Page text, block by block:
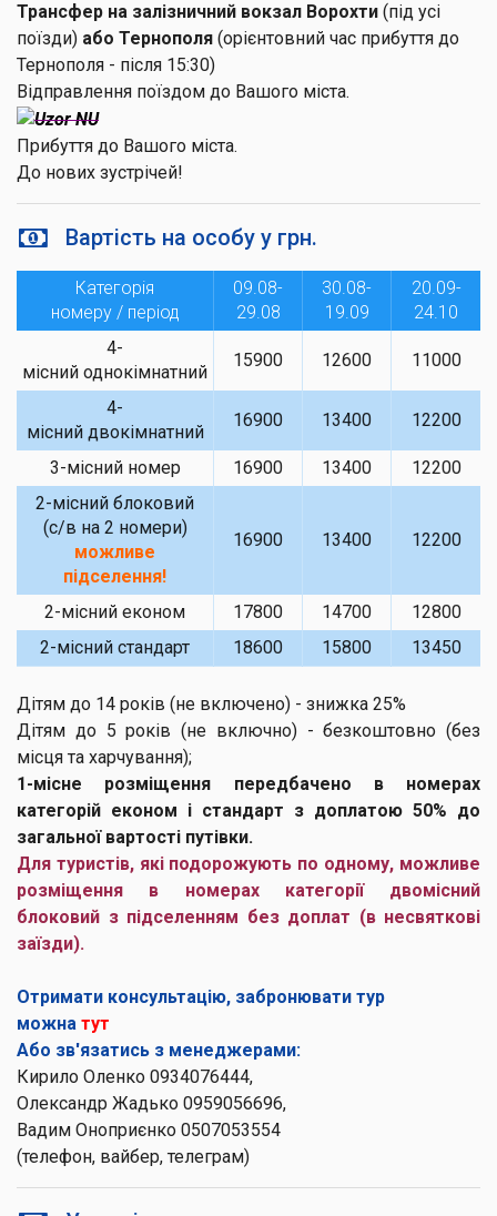
Трансфер на залізничний вокзал Ворохти (під усі
поїзди) або Тернополя (орієнтовний час прибуття до
Тернополя - після 15:30)
Відправлення поїздом до Вашого міста.
Прибуття до Вашого міста.
До нових зустрічей!
Вартість на особу у грн.
Категорія
номеру / період
09.08-
29.08
30.08-
19.09
20.09-
24.10
4-
місний однокімнатний
15900 12600 11000
4-
місний двокімнатний
16900 13400 12200
3-місний номер 16900 13400
12200
2-місний блоковий
(с/в на 2 номери)
можливе
підселення!
16900 13400 12200
2-місний економ 17800 14700
12800
2-місний стандарт
18600 15800 13450
Дітям до 14 років (не включено) - знижка 25%
Дітям до 5 років (не включно) - безкоштовно (без
місця та харчування);
1-місне розміщення передбачено в номерах
категорій економ і стандарт з доплатою 50% до
загальної вартості путівки.
Для туристів, які подорожують по одному, можливе
розміщення в номерах категорії двомісний
блоковий з підселенням без доплат (в несвяткові
заїзди).
Отримати консультацію, забронювати тур
можна тут
Або зв'язатись з менеджерами:
Кирило Оленко 0934076444,
Олександр Жадько 0959056696,
Вадим Оноприєнко 0507053554
(телефон, вайбер, телеграм)